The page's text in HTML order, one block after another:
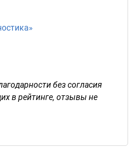
без согласия
в рейтинге, отзывы не